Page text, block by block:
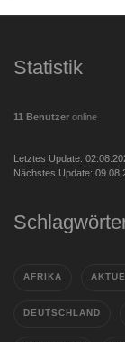
Statistik
11 Benutzer online
Letztes Update:
Nächstes Update:
AFRIKA
DEUTSCHLAND